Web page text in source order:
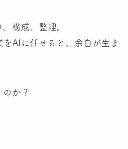
構成、整理。
AIに任せると、余白が生ま
か？